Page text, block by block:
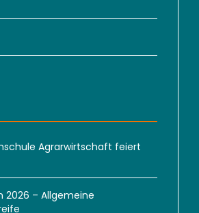
Agrarwirtschaft feiert
2026 – Allgemeine